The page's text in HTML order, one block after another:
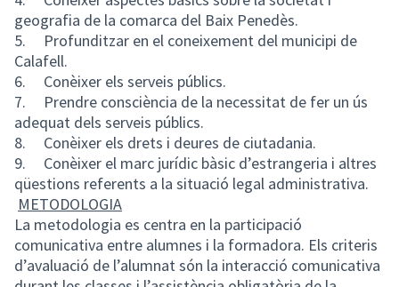
geografia de la comarca del Baix Penedès.
5. Profunditzar en el coneixement del municipi de
Calafell.
6. Conèixer els serveis públics.
7. Prendre consciència de la necessitat de fer un ús
adequat dels serveis públics.
8. Conèixer els drets i deures de ciutadania.
9. Conèixer el marc jurídic bàsic d’estrangeria i altres
qüestions referents a la situació legal administrativa.
METODOLOGIA
La metodologia es centra en la participació
comunicativa entre alumnes i la formadora. Els criteris
d’avaluació de l’alumnat són la interacció comunicativa